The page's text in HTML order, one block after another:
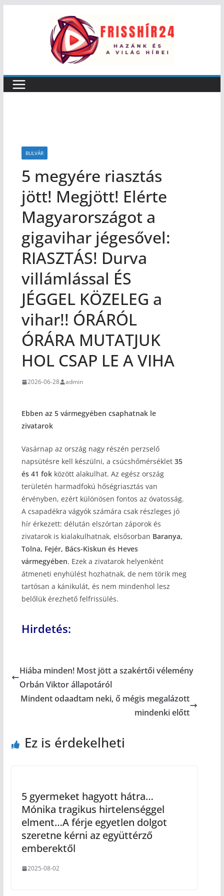
BULVÁR
5 megyére riasztás
jött! Megjött! Elérte
Magyarországot a
gigavihar jégesővel:
RIASZTÁS! Durva
villámlással ÉS
JÉGGEL KÖZELEG a
vihar!! ÓRÁRÓL
ÓRÁRA MUTATJUK
HOL CSAP LE A VIHA
2026-06-28 admin
Ebben az 5 vármegyében csaphatnak le
zivatarok
Vasárnap az ország nagy részén perzselő
napsütésre kell készülni, a csúcshőmérséklet 35
és 41 fokközött alakulhat. Az egész ország
területén harmadfokú hőségriasztás van
érvényben, ezért különösen fontos az óvatosság.
A csapadékra vágyók számára csak részleges jó
hír érkezett: délután elszórtan záporok és
zivatarok is kialakulhatnak, elsősorban Baranya,
Tolna, Fejér, Bács-Kiskun és Heves
vármegyében. Ezek a zivatarok helyenként
átmeneti enyhülést hozhatnak, de nem törik meg
tartósan a kánikulát, és nem mindenhol lesz
belőlük érezhető felfrissülés.
Hirdetés:
Hiába minden! Most jött a szakértői vélemény
Orbán Viktor állapotáról
Mindent odaadtam neki, ő mégis megalázott
mindenki előtt
Ez is érdekelheti
5 gyermeket hagyott hátra…
Mónika tragikus hirtelenséggel
elment…A férje egyetlen dolgot
szeretne kérni az együttérző
emberektől
2025-08-02